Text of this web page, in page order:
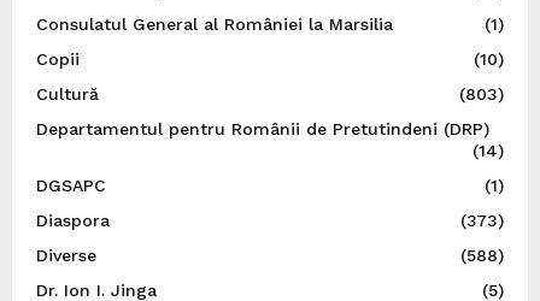
Consulatul General al României la Marsilia
(1)
Copii
(10)
Cultură
(803)
Departamentul pentru Românii de Pretutindeni (DRP)
(14)
DGSAPC
(1)
Diaspora
(373)
Diverse
(588)
Dr. Ion I. Jinga
(5)